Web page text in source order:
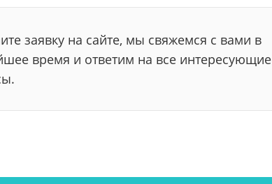
заявку на сайте, мы свяжемся с вами в
время и ответим на все интересующие